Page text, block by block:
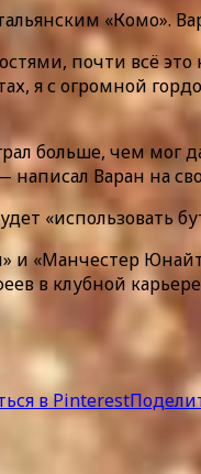
«Комо».
почти всё
я с огромной
больше, чем мог
Варан на
«использовать
и «Манчестер
в клубной
в Pinterest